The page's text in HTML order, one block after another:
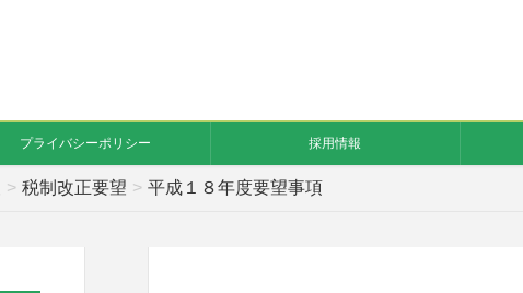
プライバシーポリシー 採用情報
税制改正要望 平成１８年度要望事項